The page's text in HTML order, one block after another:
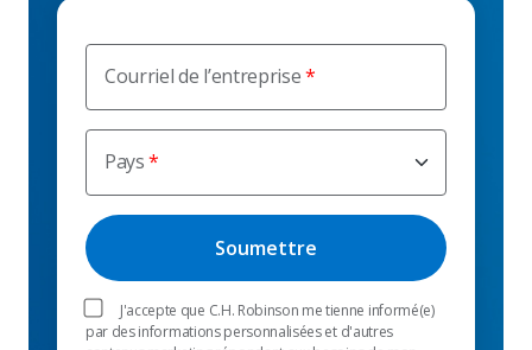
Courriel de l’entreprise
Pays
J'accepte que C.H. Robinson me tienne informé(e)
par des informations personnalisées et d'autres